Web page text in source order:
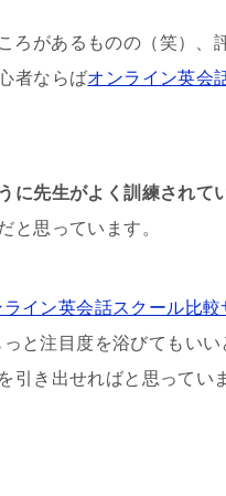
ろがあるものの（笑）、
者ならばオンライン英会
に先生がよく訓練されて
と思っています。
ライン英会話スクール比
と注目度を浴びてもいい
引き出せればと思ってい